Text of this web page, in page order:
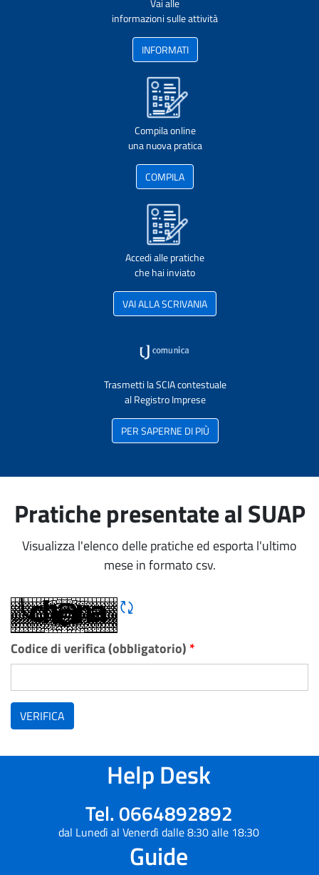
Vai alle
informazioni sulle attività
INFORMATI
Compila online
una nuova pratica
COMPILA
Accedi alle pratiche
che hai inviato
VAI ALLA SCRIVANIA
Trasmetti la SCIA contestuale
al Registro Imprese
PER SAPERNE DI PIÙ
Pratiche presentate al SUAP
Visualizza l'elenco delle pratiche ed esporta l'ultimo
mese in formato csv.
Rigene CAPTCHA
Codice di verifica (obbligatorio) *
VERIFICA
Help Desk
Tel. 0664892892
dal Lunedì al Venerdì dalle 8:30 alle 18:30
Guide